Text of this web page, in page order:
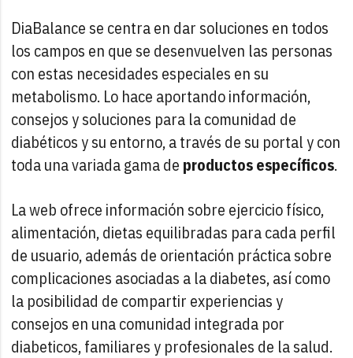
DiaBalance se centra en dar soluciones en todos
los campos en que se desenvuelven las personas
con estas necesidades especiales en su
metabolismo. Lo hace aportando información,
consejos y soluciones para la comunidad de
diabéticos y su entorno, a través de su portal y con
toda una variada gama de productos específicos.
La web ofrece información sobre ejercicio físico,
alimentación, dietas equilibradas para cada perfil
de usuario, además de orientación práctica sobre
complicaciones asociadas a la diabetes, así como
la posibilidad de compartir experiencias y
consejos en una comunidad integrada por
diabeticos, familiares y profesionales de la salud.